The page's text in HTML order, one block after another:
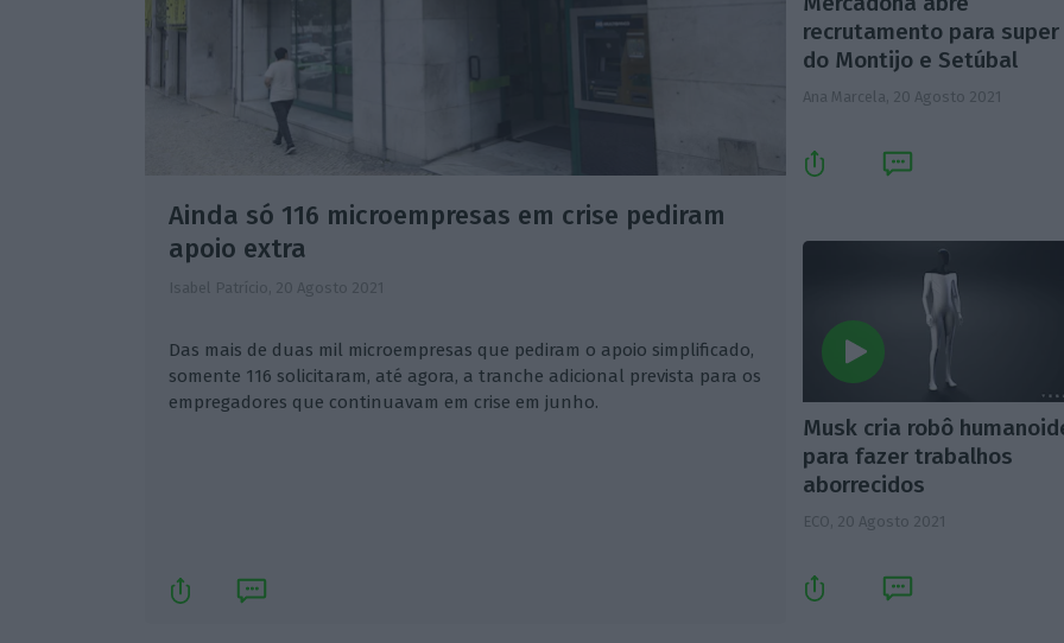
Ainda só 116 microempresas em crise pediram
apoio extra
Isabel Patrício, 20 Agosto 2021
Das mais de duas mil microempresas que pediram o apoio simplificado,
somente 116 solicitaram, até agora, a tranche adicional prevista para os
empregadores que continuavam em crise em junho.
recrutamento para super
do Montijo e Setúbal
Ana Marcela, 20 Agosto 2021
Musk cria robô
para fazer trabalhos
aborrecidos
ECO, 20 Agosto 2021